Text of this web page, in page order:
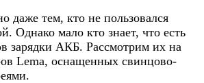
даже тем, кто не пользовался
Однако мало кто знает, что есть
зарядки АКБ. Рассмотрим их на
Lema, оснащенных свинцово-